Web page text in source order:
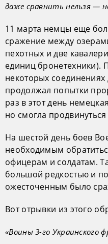
даже сравнить нельзя —
11 марта немцы еще
сражение между
пехотных и две
единиц бронетехники).
некоторых соединениях
продолжал попытки
раз в этот день
но смогла
На шестой день боев
необходимым
офицерам и солдатам.
большой редкостью и
ожесточенным было
Вот отрывки из этого
«Воины 3-го Украинского